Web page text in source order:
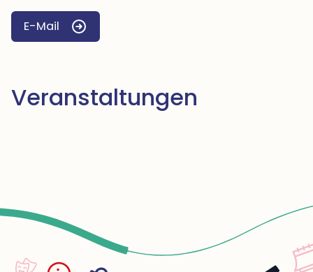
E-Mail
Veranstaltungen